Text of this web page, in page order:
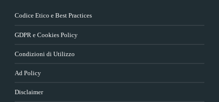
Codice Etico e Best Practices
GDPR e Cookies Policy
Condizioni di Utilizzo
Ad Policy
Disclaimer